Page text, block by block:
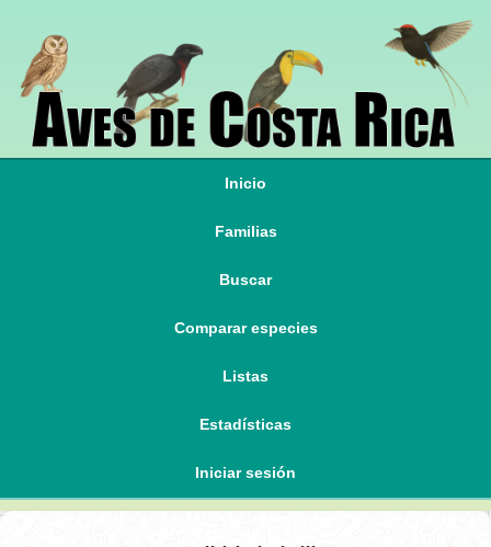
Inicio
Familias
Buscar
Comparar especies
Listas
Estadísticas
Iniciar sesión